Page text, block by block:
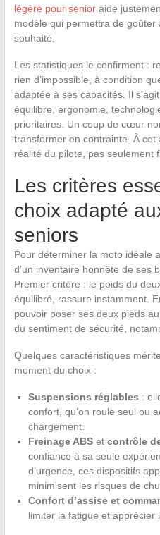
légère pour senioraide
modèle qui permettra de
souhaité.
Les statistiques le confirment :
rien d’impossible, à condition
adaptée à ses capacités. Il
équilibre, ergonomie,
prioritaires. Un coup de cœur
transformer en contrainte. À cet
réalité du pilote, pas seulement
Les critères
choix adapté
seniors
Pour déterminer la moto idéale
d’un inventaire honnête de ses
Premier critère : le poids du
équilibré, rassure instamment.
pouvoir poser ses deux pieds
du sentiment de sécurité,
Quelques caractéristiques
moment du choix :
Suspensions réglables :
confort, qu’on roule seul ou
chargement.
Freinage ABSet contrôle
confiance à sa seule
d’urgence, ces dispositifs
minimisent les risques de
Confort d’assise et
limiter la fatigue et apprécier